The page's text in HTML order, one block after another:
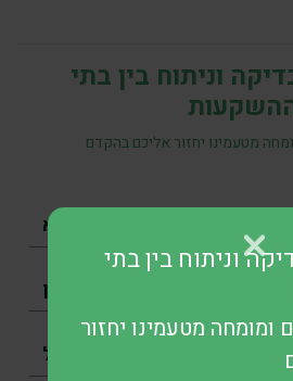
וניתוח בין בתי
מטעמינו יחזור אליכם בהקדם
וניתוח בין בתי
ומומחה מטעמינו יחזור